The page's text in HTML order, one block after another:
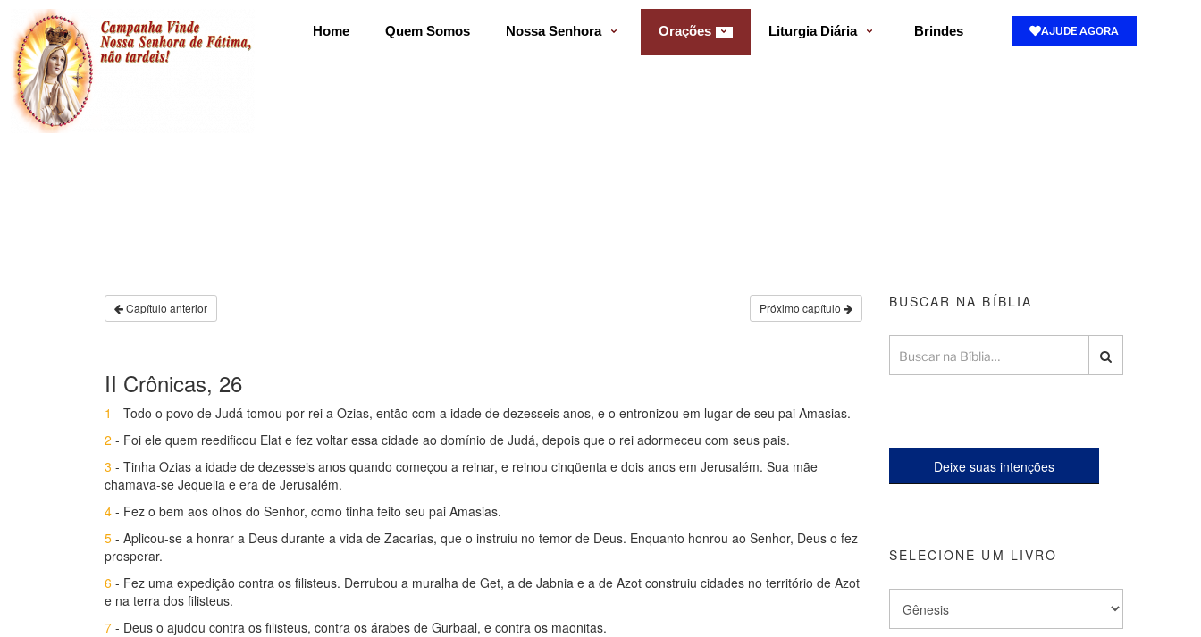
Home Quem Somos Nossa Senhora Orações Liturgia Diária Brindes AJUDE AGORA
Capítulo anterior Próximo capítulo
II Crônicas, 26
1 - Todo o povo de Judá tomou por rei a Ozias, então com a idade de dezesseis anos, e o entronizou em lugar de seu pai Amasias.
2 - Foi ele quem reedificou Elat e fez voltar essa cidade ao domínio de Judá, depois que o rei adormeceu com seus pais.
3 - Tinha Ozias a idade de dezesseis anos quando começou a reinar, e reinou cinqüenta e dois anos em Jerusalém. Sua mãe
chamava-se Jequelia e era de Jerusalém.
4 - Fez o bem aos olhos do Senhor, como tinha feito seu pai Amasias.
5 - Aplicou-se a honrar a Deus durante a vida de Zacarias, que o instruiu no temor de Deus. Enquanto honrou ao Senhor, Deus o fez
prosperar.
6 - Fez uma expedição contra os filisteus. Derrubou a muralha de Get, a de Jabnia e a de Azot construiu cidades no território de Azot
e na terra dos filisteus.
7 - Deus o ajudou contra os filisteus, contra os árabes de Gurbaal, e contra os maonitas.
BUSCAR NA BÍBLIA
Deixe suas intenções
SELECIONE UM LIVRO